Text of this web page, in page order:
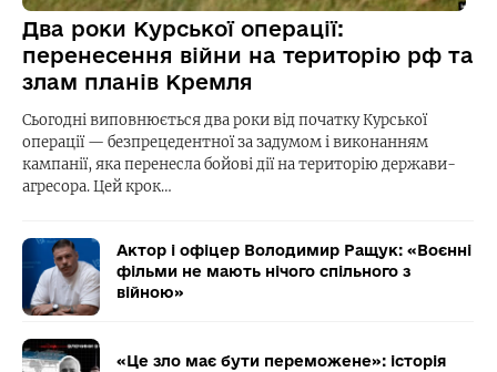
Два роки Курської операції:
перенесення війни на територію рф та
злам планів Кремля
Сьогодні виповнюється два роки від початку Курської
операції — безпрецедентної за задумом і виконанням
кампанії, яка перенесла бойові дії на територію держави-
агресора. Цей крок…
Актор і офіцер Володимир Ращук: «Воєнні
фільми не мають нічого спільного з
війною»
«Це зло має бути переможене»: історія